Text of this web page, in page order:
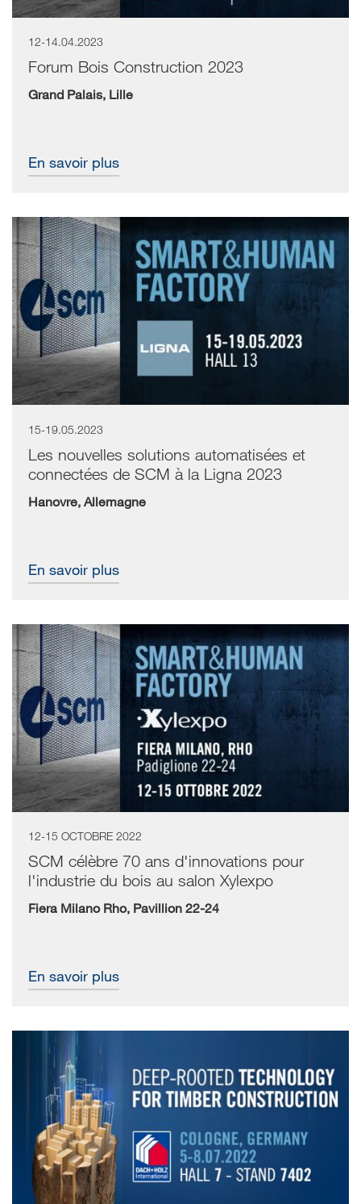
12-14.04.2023
Forum Bois Construction 2023
Grand Palais, Lille
En savoir plus
15-19.05.2023
Les nouvelles solutions automatisées et
connectées de SCM à la Ligna 2023
Hanovre, Allemagne
En savoir plus
12-15 OCTOBRE 2022
SCM célèbre 70 ans d'innovations pour
l'industrie du bois au salon Xylexpo
Fiera Milano Rho, Pavillion 22-24
En savoir plus